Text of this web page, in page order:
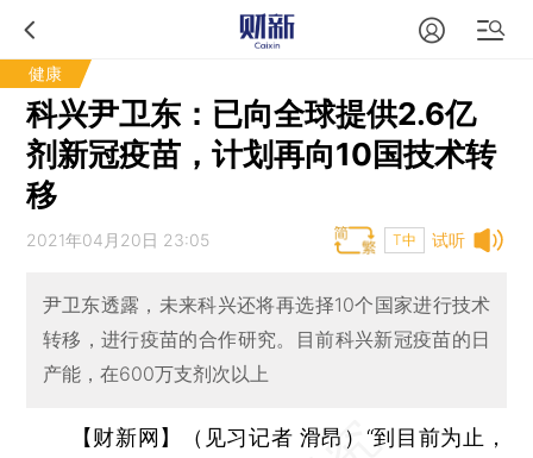
健康
科兴尹卫东：已向全球提供2.6亿
剂新冠疫苗，计划再向10国技术转
移
试听
2021年04月20日 23:05 T中
尹卫东透露，未来科兴还将再选择10个国家进行技术
转移，进行疫苗的合作研究。目前科兴新冠疫苗的日
产能，在600万支剂次以上
【财新网】（见习记者 滑昂） “到目前为止，